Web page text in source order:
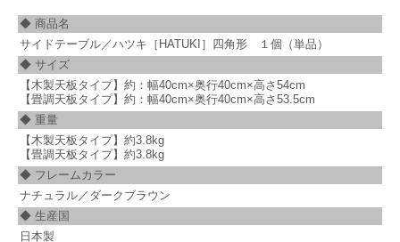
◆ 商品名
サイドテーブル／ハツキ［HATUKI］四角形 １個（単品）
◆ サイズ
【木製天板タイプ】約：幅40cm×奥行40cm×高さ54cm
【畳調天板タイプ】約：幅40cm×奥行40cm×高さ53.5cm
◆ 重量
【木製天板タイプ】約3.8kg
【畳調天板タイプ】約3.8kg
◆ フレームカラー
ナチュラル／ダークブラウン
◆ 生産国
日本製